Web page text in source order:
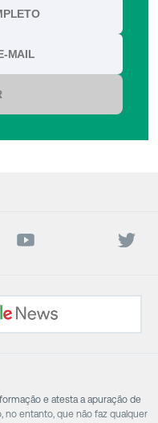
e atesta a apuração de
no entanto, que não faz qualquer